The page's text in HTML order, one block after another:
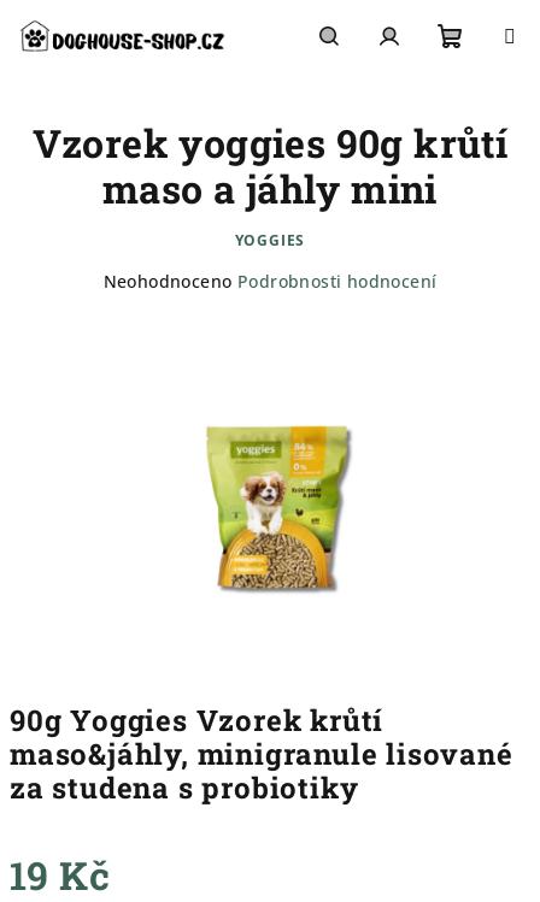
obsah
košík
90g Yoggies Vzorek krůtí
maso&jáhly, minigranule lisované
za studena s probiotiky
19 Kč
Vzorek yoggies 90g krůtí
maso a jáhly mini
YOGGIES
Průměrné
Neohodnoceno Podrobnosti hodnocení